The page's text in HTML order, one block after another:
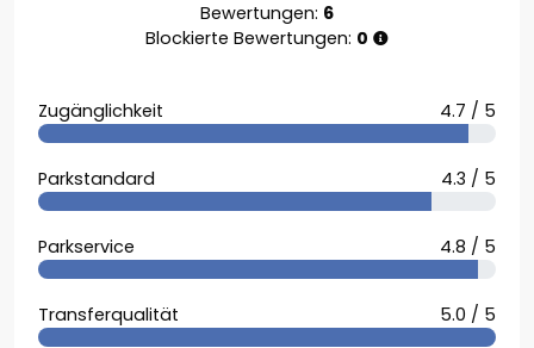
Bewertungen: 6
Blockierte Bewertungen: 0
Zugänglichkeit 4.7 / 5
Parkstandard 4.3 / 5
Parkservice 4.8 / 5
Transferqualität 5.0 / 5